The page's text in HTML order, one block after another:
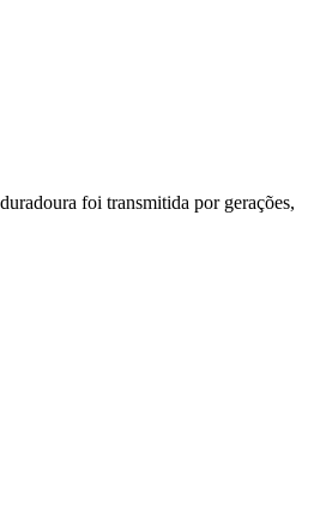
foi transmitida por gerações,